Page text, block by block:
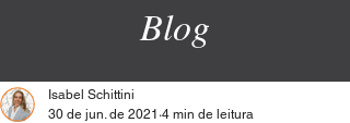
Blog
Isabel Schittini
30 de jun. de 2021 4 min de leitura